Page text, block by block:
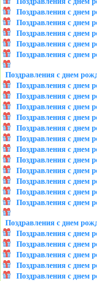
Поздравления с днем
Поздравления с днем
Поздравления с днем
Поздравления с днем
Поздравления с днем
Поздравления с днем
Поздравления с днем
Поздравления с днем
Поздравления с днем
Поздравления с днем
Поздравления с днем
Поздравления с днем
Поздравления с днем
Поздравления с днем
Поздравления с днем
Поздравления с днем
Поздравления с днем
Поздравления с днем
Поздравления с днем
Поздравления с днем
Поздравления с днем
Поздравления с днем
Поздравления с днем
Поздравления с днем